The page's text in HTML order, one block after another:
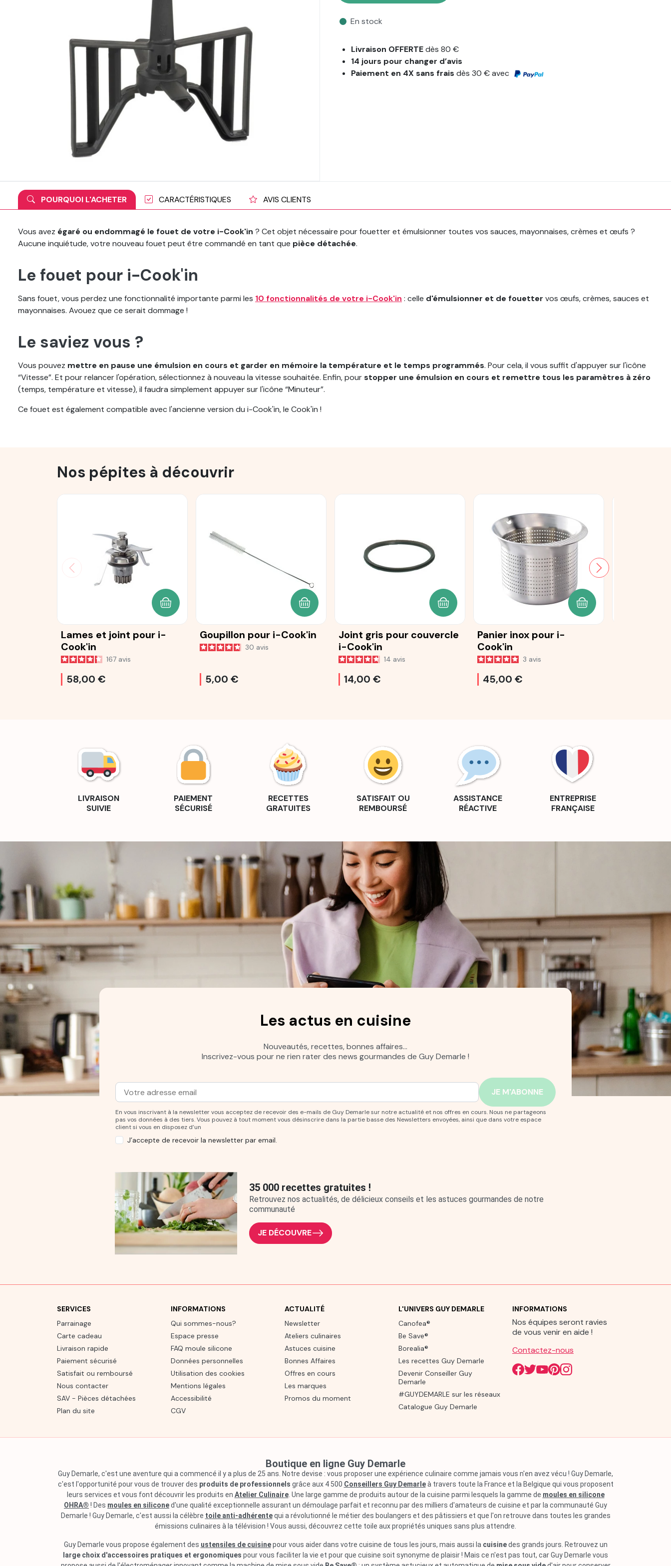
En stock
Livraison OFFERTEdès 80 €
14 jours pour changer d’avis
Paiement en 4X sans fraisdès 30 € avec
POURQUOI L'ACHETER CARACTÉRISTIQUES AVIS CLIENTS
Vous avez égaré ou endommagé le fouet de votre i-Cook'in ? Cet objet nécessaire pour fouetter et émulsionner toutes vos sauces, mayonnaises, crèmes et œufs ?
Aucune inquiétude, votre nouveau fouet peut être commandé en tant que pièce détachée.
Le fouet pour i-Cook'in
Sans fouet, vous perdez une fonctionnalité importante parmi les 10 fonctionnalités de votre i-Cook'in : celle d'émulsionner et de fouetter vos œufs, crèmes, sauces et
mayonnaises. Avouez que ce serait dommage !
Le saviez vous ?
Vous pouvez mettre en pause une émulsion en cours et garder en mémoire la température et le temps programmés. Pour cela, il vous suffit d'appuyer sur l'icône
“Vitesse”. Et pour relancer l'opération, sélectionnez à nouveau la vitesse souhaitée. Enfin, pourstopper une émulsion en cours et remettre tous les paramètres à zéro
(temps, température et vitesse), il faudra simplement appuyer sur l'icône “Minuteur”.
Ce fouet est également compatible avec l'ancienne version du i-Cook'in, le Cook'in !
Nos pépites à découvrir
Lames et joint pour i-
Cook'in
167 avis
58,00 €
AJOUTER AU PANIER
Goupillon pour i-Cook'in
30 avis
5,00 €
AJOUTER AU PANIER
Joint gris pour couvercle
i-Cook'in
14 avis
14,00 €
AJOUTER AU PANIER
Panier inox pour i-
Cook'in
3 avis
45,00 €
AJOUTER AU PANIER
LIVRAISON
SUIVIE
PAIEMENT
SÉCURISÉ
RECETTES
GRATUITES
SATISFAIT OU
REMBOURSÉ
ASSISTANCE
RÉACTIVE
ENTREPRISE
FRANÇAISE
Les actus en cuisine
Nouveautés, recettes, bonnes affaires…
Inscrivez-vous pour ne rien rater des news gourmandes de Guy Demarle !
Adresse mail
Entrez votre adresse mail pour vous abonner à notre newsletter.
En vous inscrivant à la newsletter vous acceptez de recevoir des e-mails de Guy Demarle sur notre actualité et nos offres en cours. Nous ne partageons
pas vos données à des tiers. Vous pouvez à tout moment vous désinscrire dans la partie basse des Newsletters envoyées, ainsi que dans votre espace
client si vous en disposez d’un
J’accepte de recevoir la newsletter par email.
35 000 recettes gratuites !
Retrouvez nos actualités, de délicieux conseils et les astuces gourmandes de notre
communauté
JE DÉCOUVRE
SERVICES
Parrainage
Carte cadeau
Livraison rapide
Paiement sécurisé
Satisfait ou remboursé
Nous contacter
SAV - Pièces détachées
Plan du site
INFORMATIONS
Qui sommes-nous?
Espace presse
FAQ moule silicone
Données personnelles
Utilisation des cookies
Mentions légales
Accessibilité
CGV
ACTUALITÉ
Newsletter
Ateliers culinaires
Astuces cuisine
Bonnes Affaires
Offres en cours
Les marques
Promos du moment
L'UNIVERS GUY DEMARLE
Canofea®
Be Save®
Borealia®
Les recettes Guy Demarle
Devenir Conseiller Guy
Demarle
#GUYDEMARLE sur les réseaux
Catalogue Guy Demarle
INFORMATIONS
Nos équipes seront ravies
de vous venir en aide !
Contactez-nous
Boutique en ligne Guy Demarle
Guy Demarle, c'est une aventure qui a commencé il y a plus de 25 ans. Notre devise : vous proposer une expérience culinaire comme jamais vous n'en avez vécu ! Guy Demarle,
c'est l'opportunité pour vous de trouver des produits de professionnels grâce aux 4 500 Conseillers Guy Demarleà travers toute la France et la Belgique qui vous proposent
leurs services et vous font découvrir les produits en Atelier Culinaire. Une large gamme de produits autour de la cuisine parmi lesquels la gamme de moules en silicone
OHRA® ! Des moules en siliconed'une qualité exceptionnelle assurant un démoulage parfait et reconnu par des milliers d'amateurs de cuisine et par la communauté Guy
Demarle ! Guy Demarle, c'est aussi la célèbre toile anti-adhérentequi a révolutionné le métier des boulangers et des pâtissiers et que l'on retrouve dans toutes les grandes
émissions culinaires à la télévision ! Vous aussi, découvrez cette toile aux propriétés uniques sans plus attendre.
Guy Demarle vous propose également des ustensiles de cuisinepour vous aider dans votre cuisine de tous les jours, mais aussi la cuisinedes grands jours. Retrouvez un
large choix d'accessoires pratiques et ergonomiques pour vous faciliter la vie et pour que cuisine soit synonyme de plaisir ! Mais ce n'est pas tout, car Guy Demarle vous